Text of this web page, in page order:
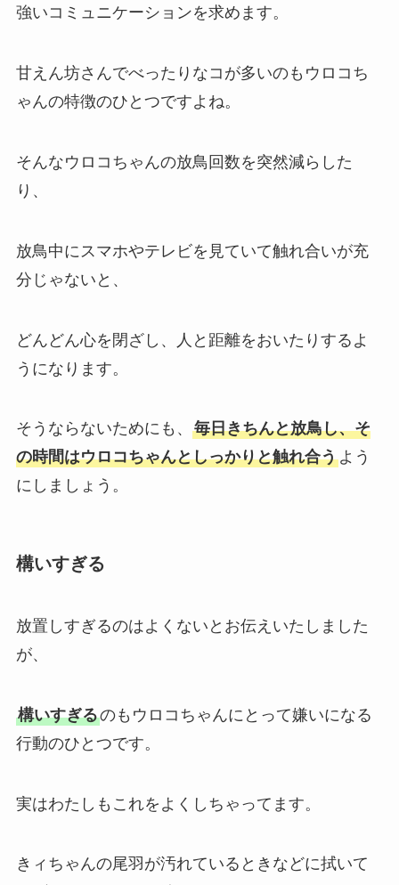
強いコミュニケーションを求めます。
甘えん坊さんでべったりなコが多いのもウロコち
ゃんの特徴のひとつですよね。
そんなウロコちゃんの放鳥回数を突然減らした
り、
放鳥中にスマホやテレビを見ていて触れ合いが充
分じゃないと、
どんどん心を閉ざし、人と距離をおいたりするよ
うになります。
そうならないためにも、 毎日きちんと放鳥し、そ
の時間はウロコちゃんとしっかりと触れ合うよう
にしましょう。
構いすぎる
放置しすぎるのはよくないとお伝えいたしました
が、
構いすぎるのもウロコちゃんにとって嫌いになる
行動のひとつです。
実はわたしもこれをよくしちゃってます。
きィちゃんの尾羽が汚れているときなどに拭いて